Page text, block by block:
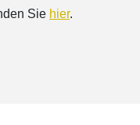
Sie hier.